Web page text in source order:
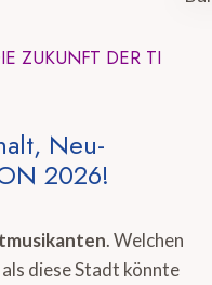
ZUKUNFT DER TI
Neu-
2026!
. Welchen
diese Stadt könnte